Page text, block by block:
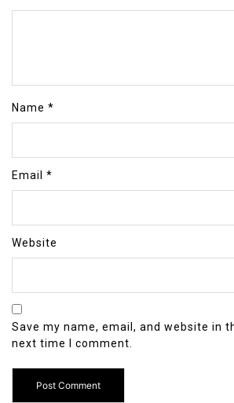
Name *
Email *
Website
Save my name, email, and website in
next time I comment.